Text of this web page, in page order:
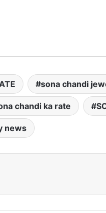
sona chandi
chandi ka rate
news